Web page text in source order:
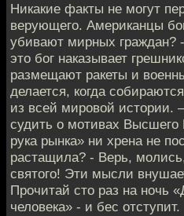
Никакие факты не могут
верующего. Американцы
убивают мирных граждан?
это бог наказывает
размещают ракеты и
делается, когда
из всей мировой истории.
судить о мотивах
рука рынка» ни хрена не
растащила? - Верь,
святого! Эти мысли
Прочитай сто раз на ночь
человека» - и бес отступит.